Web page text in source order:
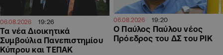
06.08.2026 19:26
Τα νέα Διοικητικά
Συμβούλια Πανεπιστημίου
Κύπρου και ΤΕΠΑΚ
06.08.2026 19:20
Ο Παύλος Παύλου νέος
Πρόεδρος του ΔΣ του ΡΙΚ